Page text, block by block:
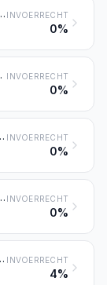
gebroken INVOERRECHT
0%
gebroken INVOERRECHT
0%
dan mosterdmeel INVOERRECHT
0%
begrepen INVOERRECHT
0%
of in pellets; lupuline INVOERRECHT
4%